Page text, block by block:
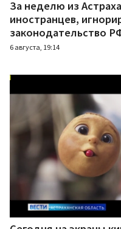
За неделю из
иностранцев,
законодательство
6 августа, 19:14